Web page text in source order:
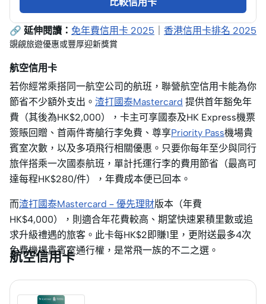
🔗 延伸閱讀： 免年費信用卡 2025 香港信用卡排名 2025
覬覦旅遊優惠或豐厚迎新獎賞
航空信用卡
若你經常乘搭同一航空公司的航班，聯營航空信用卡能為你
節省不少額外支出。 渣打國泰Mastercard 提供首年豁免年
費（其後為HK$2,000），卡主可享國泰及HK Express機票
簽賬回贈、首兩件寄艙行李免費、尊享Priority Pass機場貴
賓室次數，以及多項飛行相關優惠。只要你每年至少與同行
旅伴搭乘一次國泰航班，單計托運行李的費用節省（最高可
達每程HK$280/件），年費成本便已回本。
而渣打國泰Mastercard – 優先理財版本（年費
HK$4,000），則適合年花費較高、期望快速累積里數或追
求升級禮遇的旅客。此卡每HK$2即賺1里，更附送最多4次
免費機場貴賓室通行權，是常飛一族的不二之選。
航空信用卡